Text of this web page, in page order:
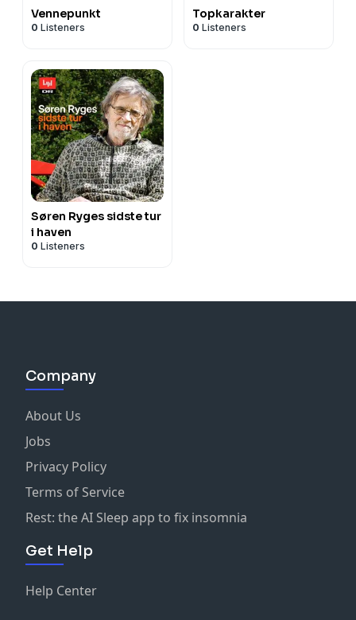
Vennepunkt
0 Listeners
Topkarakter
0 Listeners
Søren Ryges sidste tur
i haven
0 Listeners
Company
About Us
Jobs
Privacy Policy
Terms of Service
Rest: the AI Sleep app to fix insomnia
Get Help
Help Center